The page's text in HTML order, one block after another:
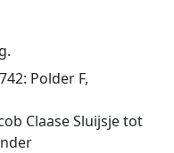
Polder F,
Claase Sluijsje tot